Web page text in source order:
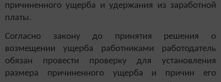
причиненного ущерба и удержания из заработной
платы.
Согласно закону до принятия решения о
возмещении ущерба работниками работодатель
обязан провести проверку для установления
размера причиненного ущерба и причин его